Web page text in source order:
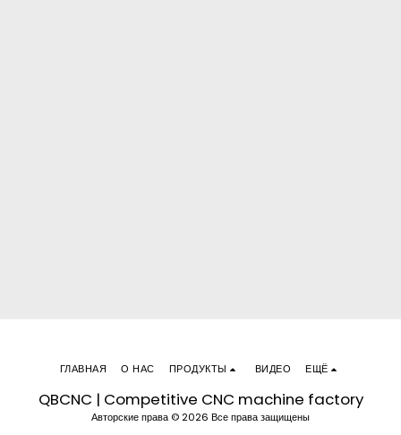
QBCNC | Competitive CNC machine factory
Авторские права © 2026 Все права защищены
ГЛАВНАЯ О НАС ПРОДУКТЫ ВИДЕО ЕЩЁ